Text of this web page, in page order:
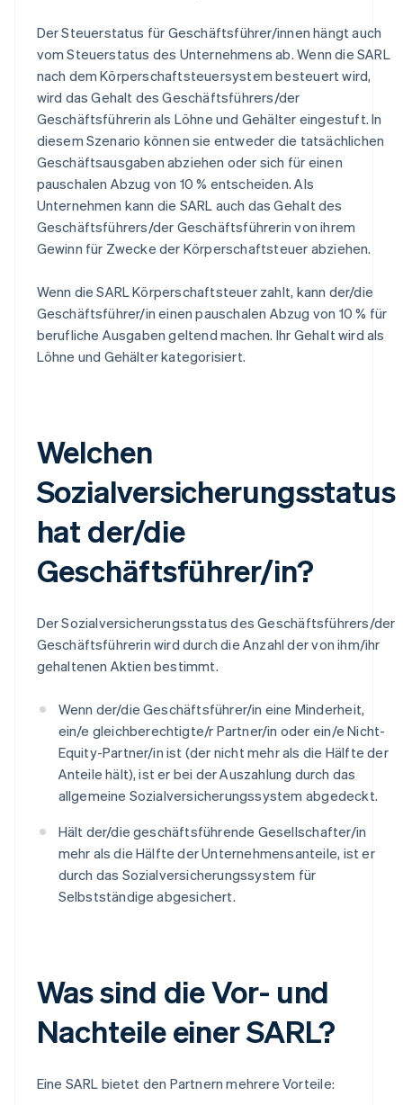
Der Steuerstatus für Geschäftsführer/innen hängt auch
vom Steuerstatus des Unternehmens ab. Wenn die SARL
nach dem Körperschaftsteuersystem besteuert wird,
wird das Gehalt des Geschäftsführers/der
Geschäftsführerin als Löhne und Gehälter eingestuft. In
diesem Szenario können sie entweder die tatsächlichen
Geschäftsausgaben abziehen oder sich für einen
pauschalen Abzug von 10 % entscheiden. Als
Unternehmen kann die SARL auch das Gehalt des
Geschäftsführers/der Geschäftsführerin von ihrem
Gewinn für Zwecke der Körperschaftsteuer abziehen.
Wenn die SARL Körperschaftsteuer zahlt, kann der/die
Geschäftsführer/in einen pauschalen Abzug von 10 % für
berufliche Ausgaben geltend machen. Ihr Gehalt wird als
Löhne und Gehälter kategorisiert.
Welchen
Sozialversicherungsstatus
hat der/die
Geschäftsführer/in?
Der Sozialversicherungsstatus des Geschäftsführers/der
Geschäftsführerin wird durch die Anzahl der von ihm/ihr
gehaltenen Aktien bestimmt.
Wenn der/die Geschäftsführer/in eine Minderheit,
ein/e gleichberechtigte/r Partner/in oder ein/e Nicht-
Equity-Partner/in ist (der nicht mehr als die Hälfte der
Anteile hält), ist er bei der Auszahlung durch das
allgemeine Sozialversicherungssystem abgedeckt.
Hält der/die geschäftsführende Gesellschafter/in
mehr als die Hälfte der Unternehmensanteile, ist er
durch das Sozialversicherungssystem für
Selbstständige abgesichert.
Was sind die Vor- und
Nachteile einer SARL?
Eine SARL bietet den Partnern mehrere Vorteile: